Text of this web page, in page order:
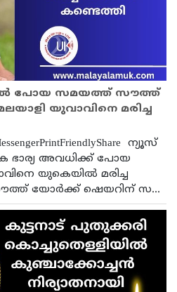
പോയ സമയത്ത് സൗത്ത്
യുവാവിനെ മരിച്ച
ന്യൂസ്
ഭാര്യ അവധിക്ക് പോയ
യുകെയിൽ മരിച്ച
യോർക്ക് ഷെയറിന് സ...